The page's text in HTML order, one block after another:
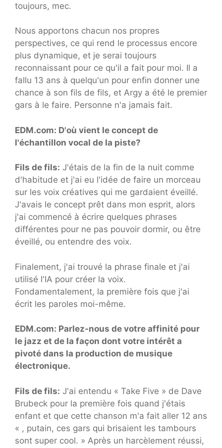
toujours, mec.
Nous apportons chacun nos propres
perspectives, ce qui rend le processus encore
plus dynamique, et je serai toujours
reconnaissant pour ce qu'il a fait pour moi. Il a
fallu 13 ans à quelqu'un pour enfin donner une
chance à son fils de fils, et Argy a été le premier
gars à le faire. Personne n'a jamais fait.
EDM.com: D'où vient le concept de
l'échantillon vocal de la piste?
Fils de fils: J'étais de la fin de la nuit comme
d'habitude et j'ai eu l'idée de faire un morceau
sur les voix créatives qui me gardaient éveillé.
J'avais le concept prêt dans mon esprit, alors
j'ai commencé à écrire quelques phrases
différentes pour ne pas pouvoir dormir, ou être
éveillé, ou entendre des voix.
Finalement, j'ai trouvé la phrase finale et j'ai
utilisé l'IA pour créer la voix.
Fondamentalement, la première fois que j'ai
écrit les paroles moi-même.
EDM.com: Parlez-nous de votre affinité pour
le jazz et de la façon dont votre intérêt a
pivoté dans la production de musique
électronique.
Fils de fils: J'ai entendu « Take Five » de Dave
Brubeck pour la première fois quand j'étais
enfant et que cette chanson m'a fait aller 12 ans
« , putain, ces gars qui brisaient les tambours
sont super cool. » Après un harcèlement réussi,